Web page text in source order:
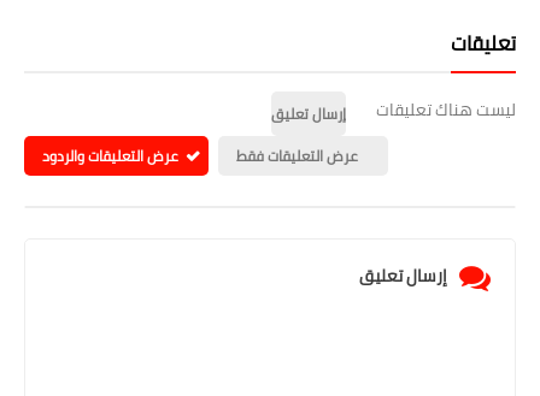
تعليقات
ليست هناك تعليقات
إرسال تعليق
عرض التعليقات فقط
عرض التعليقات والردود
إرسال تعليق